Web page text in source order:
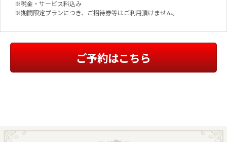
※税金・サービス料込み
※期間限定プランにつき、ご招待券等はご利用頂けません。
ご予約はこちら